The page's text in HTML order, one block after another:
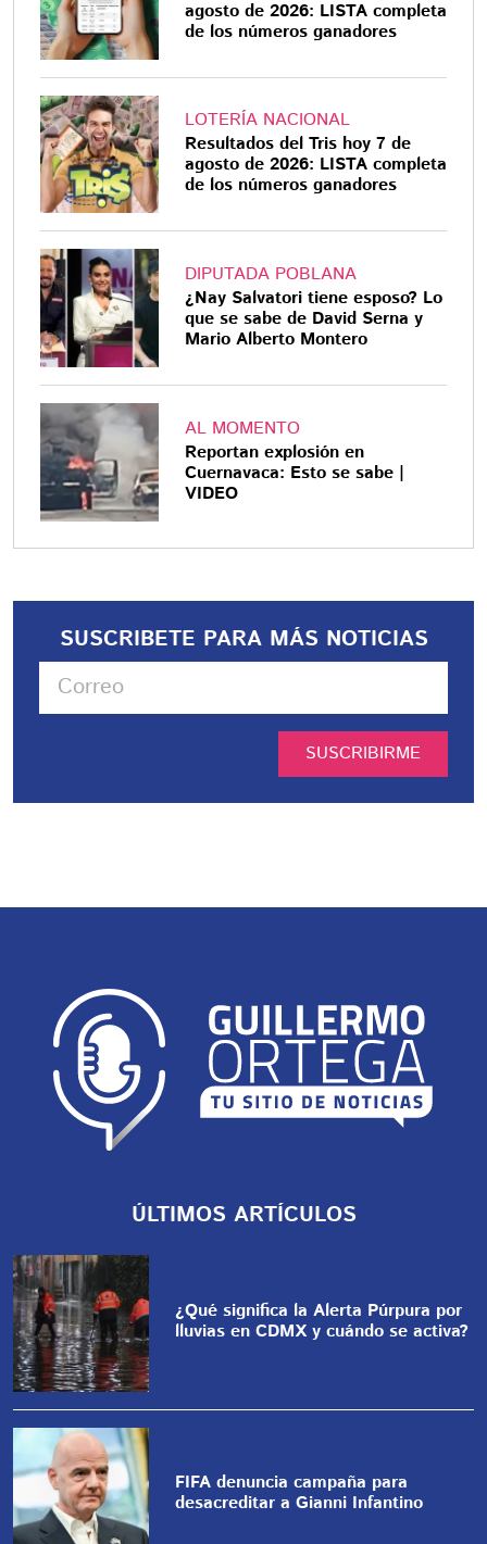
agosto de 2026: LISTA completa
de los números ganadores
LOTERÍA NACIONAL
Resultados del Tris hoy 7 de
agosto de 2026: LISTA completa
de los números ganadores
DIPUTADA POBLANA
¿Nay Salvatori tiene esposo? Lo
que se sabe de David Serna y
Mario Alberto Montero
AL MOMENTO
Reportan explosión en
Cuernavaca: Esto se sabe |
VIDEO
SUSCRIBETE PARA MÁS NOTICIAS
SUSCRIBIRME
ÚLTIMOS ARTÍCULOS
¿Qué significa la Alerta Púrpura por
lluvias en CDMX y cuándo se activa?
FIFA denuncia campaña para
desacreditar a Gianni Infantino